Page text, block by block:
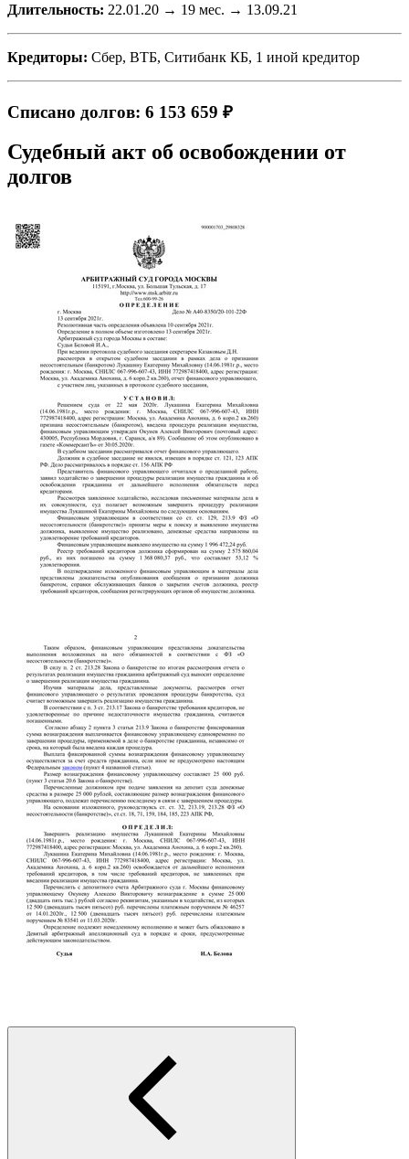
Длительность: 22.01.20 → 19 мес. → 13.09.21
Кредиторы: Сбер, ВТБ, Ситибанк КБ, 1 иной кредитор
Списано долгов: 6 153 659 ₽
Судебный акт об освобождении от
долгов